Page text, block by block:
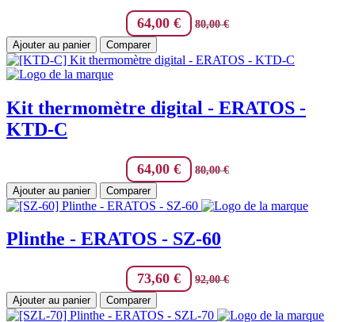
64,00 € 80,00€
Ajouter au panier
Comparer
Kit thermomètre digital - ERATOS -
KTD-C
64,00 € 80,00€
Ajouter au panier
Comparer
Plinthe - ERATOS - SZ-60
73,60 € 92,00€
Ajouter au panier
Comparer